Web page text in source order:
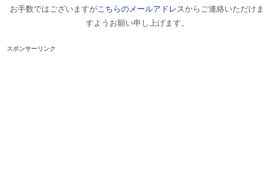
お手数ではございますがこちらのメールアドレスからご連絡いただけま
すようお願い申し上げます。
スポンサーリンク